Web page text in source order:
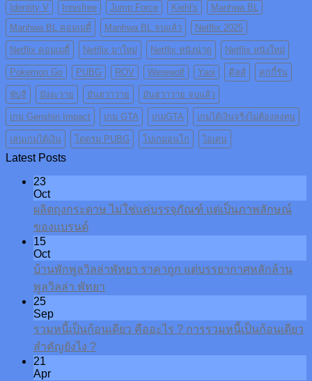
Identity V
Innisfree Jump Force Kiehl's
Manhwa BL
Manhwa BL คอมเมดี้
Manhwa BL จบแล้ว Netflix 2025
Netflix คอมเมดี้ Netflix มาใหม่ Netflix หนังน่าดู Netflix หนังใหม่
Pokemon Go PUBG ROV Werewolf Yaoi คีลส์ คุกกี้รัน
พับจี มังงะวาย มันฮวาวาย มันฮวาวาย จบแล้ว
เกม Genshin Impact เกม GTA เกมGTA เกมได้เงินจริงไม่ต้องลงทุน
เล่นเกมได้เงิน โดดร่ม PUBG โปเกม่อนโก ไอเดน
Latest Posts
23
Oct
ผลิตถุงกระดาษ ไม่ใช่แค่บรรจุภัณฑ์ แต่เป็นภาพลักษณ์
ของแบรนด์
15
Oct
บ้านพักพูลวิลล่าพัทยา ราคาถูก แต่บรรยากาศหลักล้าน
พูลวิลล่า พัทยา
25
Sep
รวมหนี้เป็นก้อนเดียว คืออะไร ? การรวมหนี้เป็นก้อนเดียว
สำคัญยังไง ?
21
Apr